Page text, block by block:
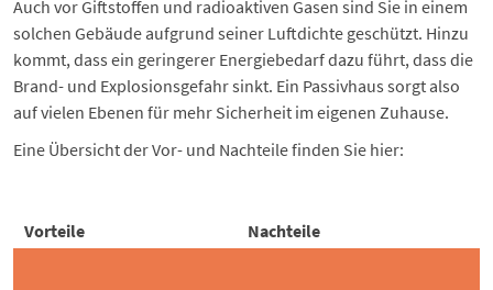
Auch vor Giftstoffen und radioaktiven Gasen sind Sie in einem
solchen Gebäude aufgrund seiner Luftdichte geschützt. Hinzu
kommt, dass ein geringerer Energiebedarf dazu führt, dass die
Brand- und Explosionsgefahr sinkt. Ein Passivhaus sorgt also
auf vielen Ebenen für mehr Sicherheit im eigenen Zuhause.
Eine Übersicht der Vor- und Nachteile finden Sie hier:
Vorteile Nachteile